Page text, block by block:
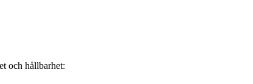
och hållbarhet: